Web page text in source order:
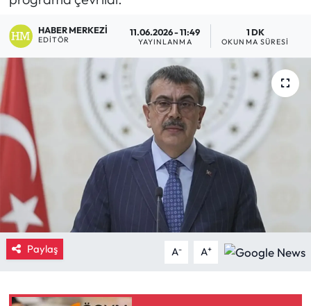
HABER MERKEZI
EDITÖR
11.06.2026 - 11:49
YAYINLANMA
1 DK
OKUNMA SÜRESI
Paylaş A- A+
Ekonomi
Güncel
İskilip Haberleri
Kargı Haberleri
Kimdir?
Kültür Sanat